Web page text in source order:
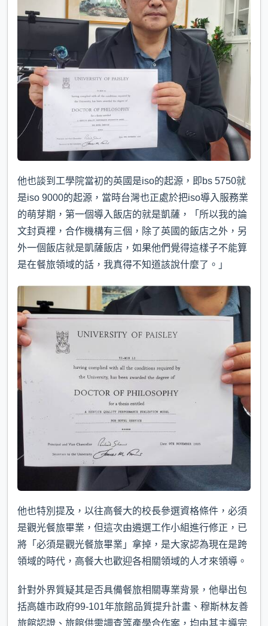
他也談到工學院當初的英國是iso的起源，即bs 5750就
是iso 9000的起源，當時台灣也正處於把iso導入服務業
的萌芽期，第一個導入飯店的就是凱薩，「所以我的論
文封頁裡，合作機構有三個，除了英國的飯店之外，另
外一個飯店就是凱薩飯店，如果他們覺得這樣子不能算
是在餐旅領域的話，我真得不知道該說什麼了。」
他也特別提及，以往高餐大的校長參選資格條件，必須
是觀光餐旅畢業，但這次由遴選工作小組進行修正，已
將「必須是觀光餐旅畢業」拿掉，是大家認為現在是跨
領域的時代，高餐大也歡迎各相關領域的人才來領導。
針對外界質疑其是否具備餐旅相關專業背景，他舉出包
括高雄市政府99-101年旅館品質提升計畫、穆斯林友善
旅館認證、旅館供需調查等產學合作案，均由其主導完